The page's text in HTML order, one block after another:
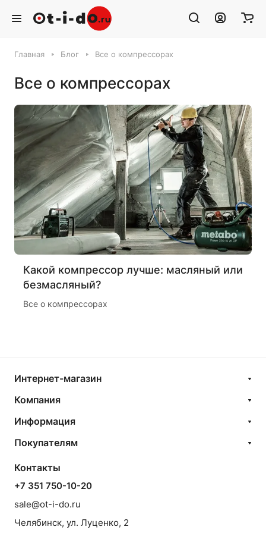
Главная Блог Все о компрессорах
Все о компрессорах
Какой компрессор лучше: масляный или
безмасляный?
Все о компрессорах
Интернет-магазин
Компания
Информация
Покупателям
Контакты
+7 351 750-10-20
sale@ot-i-do.ru
Челябинск, ул. Луценко, 2